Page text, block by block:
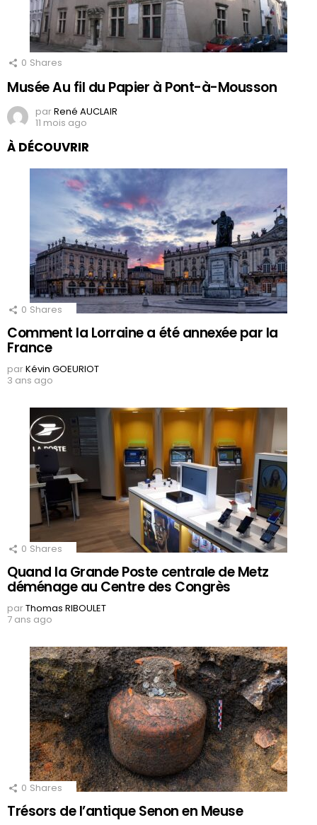
0 Shares
Musée Au fil du Papier à Pont-à-Mousson
parRené AUCLAIR
11 mois ago
À DÉCOUVRIR
0 Shares
Comment la Lorraine a été annexée par la
France
parKévin GOEURIOT
3 ans ago
0 Shares
Quand la Grande Poste centrale de Metz
déménage au Centre des Congrès
parThomas RIBOULET
7 ans ago
0 Shares
Trésors de l’antique Senon en Meuse